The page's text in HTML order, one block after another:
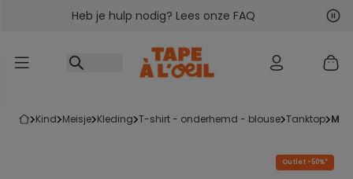
Ga naar inhoudHeb je hulp nodig? Lees onze FAQ
kind meisje kleding t-shirt - onderhemd - blouse tanktop
Outlet -50%*